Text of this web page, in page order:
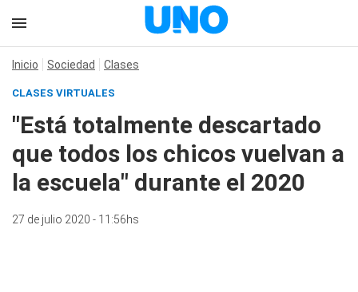
Inicio Sociedad Clases
CLASES VIRTUALES
"Está totalmente descartado
que todos los chicos vuelvan a
la escuela" durante el 2020
27 de julio 2020 - 11:56hs